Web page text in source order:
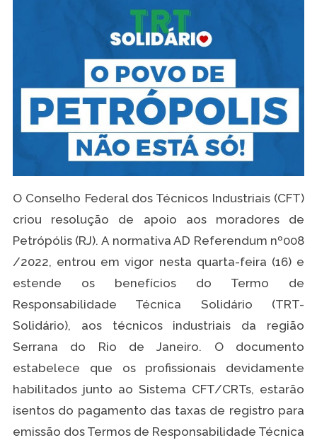
O Conselho Federal dos Técnicos Industriais (CFT)
criou resolução de apoio aos moradores de
Petrópólis (RJ). A normativa AD Referendum nº008
/2022, entrou em vigor nesta quarta-feira (16) e
estende os benefícios do Termo de
Responsabilidade Técnica Solidário (TRT-
Solidário), aos técnicos industriais da região
Serrana do Rio de Janeiro. O documento
estabelece que os profissionais devidamente
habilitados junto ao Sistema CFT/CRTs, estarão
isentos do pagamento das taxas de registro para
emissão dos Termos de Responsabilidade Técnica